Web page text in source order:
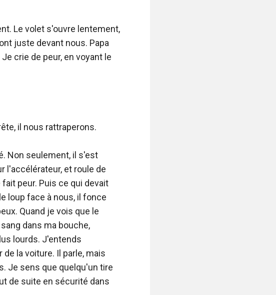
Le volet s'ouvre lentement,
juste devant nous. Papa
crie de peur, en voyant le
il nous rattraperons.
Non seulement, il s'est
l'accélérateur, et roule de
peur. Puis ce qui devait
loup face à nous, il fonce
Quand je vois que le
dans ma bouche,
lourds. J'entends
la voiture. Il parle, mais
Je sens que quelqu'un tire
de suite en sécurité dans